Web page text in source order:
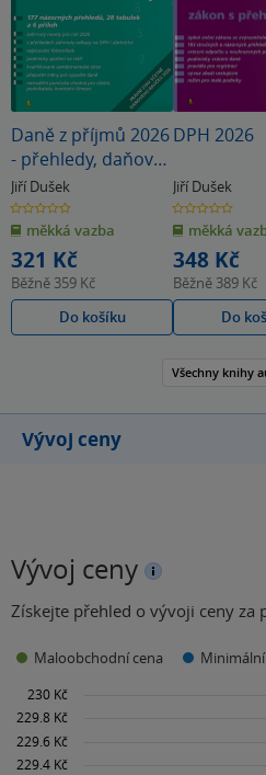
Daně z příjmů 2026
- přehledy, daňové
a účetní tabulky
Jiří Dušek
0.0
z
5
hvězdiček
měkká vazba
321 Kč
Běžně 359 Kč
Do košíku
DPH 2026
Jiří Dušek
0.0
z
5
hvězdiček
měkká
348 Kč
Běžně 389 Kč
Do
Všechny knihy
Vývoj ceny
Vývoj ceny
Získejte přehled o vývoji ceny za
Maloobchodní cena